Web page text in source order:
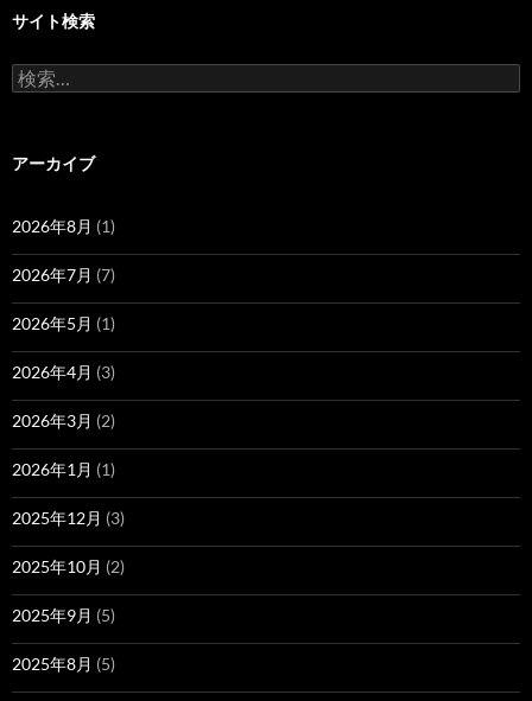
サイト検索
検
索:
アーカイブ
2026年8月 (1)
2026年7月 (7)
2026年5月 (1)
2026年4月 (3)
2026年3月 (2)
2026年1月 (1)
2025年12月 (3)
2025年10月 (2)
2025年9月 (5)
2025年8月 (5)